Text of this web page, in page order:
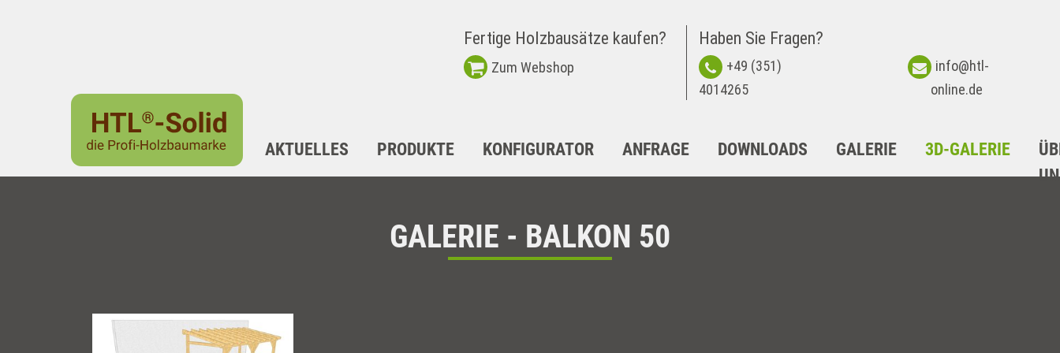
Fertige Holzbausätze kaufen?
Zum Webshop
Haben Sie Fragen?
+49 (351)
4014265
info@htl-
online.de
AKTUELLES PRODUKTE KONFIGURATOR ANFRAGE DOWNLOADS GALERIE 3D-GALERIE
GALERIE - BALKON 50